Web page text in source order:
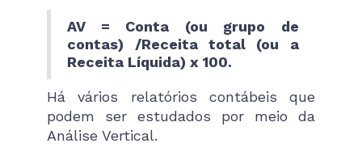
AV = Conta (ou grupo de
contas) /Receita total (ou a
Receita Líquida) x 100.
Há vários relatórios contábeis que
podem ser estudados por meio da
Análise Vertical.